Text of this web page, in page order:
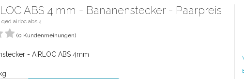
ABS 4 mm - Bananenstecker - Paarpreis
airloc abs 4
(0 Kundenmeinungen)
- AIRLOC ABS 4mm